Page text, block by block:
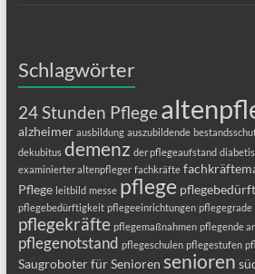
Schlagwörter
24 Stunden Pflege
alzheimer ausbildung auszubildende
dekubitus demenz der pflegeaufstand
examinierter altenpfleger fachkräfte
Pflege leitbild messe pflege
pflegebedürftigkeit pflegeeinrichtungen pflegegrade
pflegekräfte pflegemaßnahmen pflegende
pflegenotstand pflegeschulen pflegestufen
Saugroboter für Senioren senioren